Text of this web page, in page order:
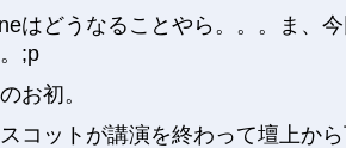
はどうなることやら。。。ま、
;p
お初。
コットが講演を終わって壇上か